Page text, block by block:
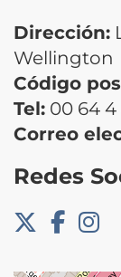
Dirección:
Wellington
Código
Tel: 00 64 4
Correo
Redes